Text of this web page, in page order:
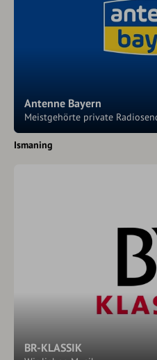
Antenne Bayern
Meistgehörte private
Ismaning
BR-KLASSIK